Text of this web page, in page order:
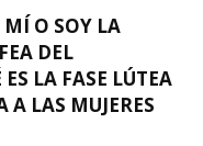
MÍ O SOY LA
DEL
LA FASE LÚTEA
A LAS MUJERES